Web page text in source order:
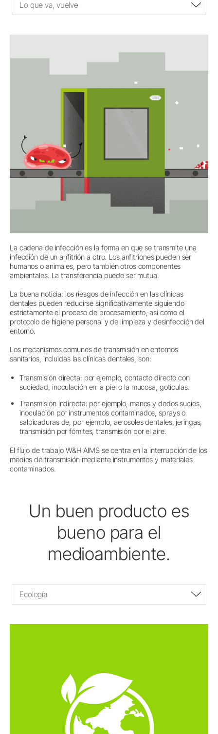
Lo que va, vuelve
La cadena de infección es la forma en que se transmite una
infección de un anfitrión a otro. Los anfitriones pueden ser
humanos o animales, pero también otros componentes
ambientales. La transferencia puede ser mutua.
La buena noticia: los riesgos de infección en las clínicas
dentales pueden reducirse significativamente siguiendo
estrictamente el proceso de procesamiento, así como el
protocolo de higiene personal y de limpieza y desinfección del
entorno.
Los mecanismos comunes de transmisión en entornos
sanitarios, incluidas las clínicas dentales, son:
Transmisión directa: por ejemplo, contacto directo con
suciedad, inoculación en la piel o la mucosa, gotículas.
Transmisión indirecta: por ejemplo, manos y dedos sucios,
inoculación por instrumentos contaminados, sprays o
salpicaduras de, por ejemplo, aerosoles dentales, jeringas,
transmisión por fómites, transmisión por el aire.
El flujo de trabajo W&H AIMS se centra en la interrupción de los
medios de transmisión mediante instrumentos y materiales
contaminados.
Un buen producto es
bueno para el
medioambiente.
Ecología